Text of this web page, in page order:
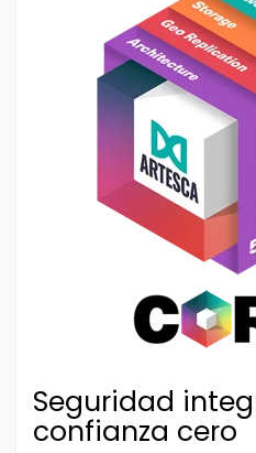
Seguridad
confianza cero